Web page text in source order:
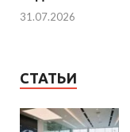
31.07.2026
СТАТЬИ